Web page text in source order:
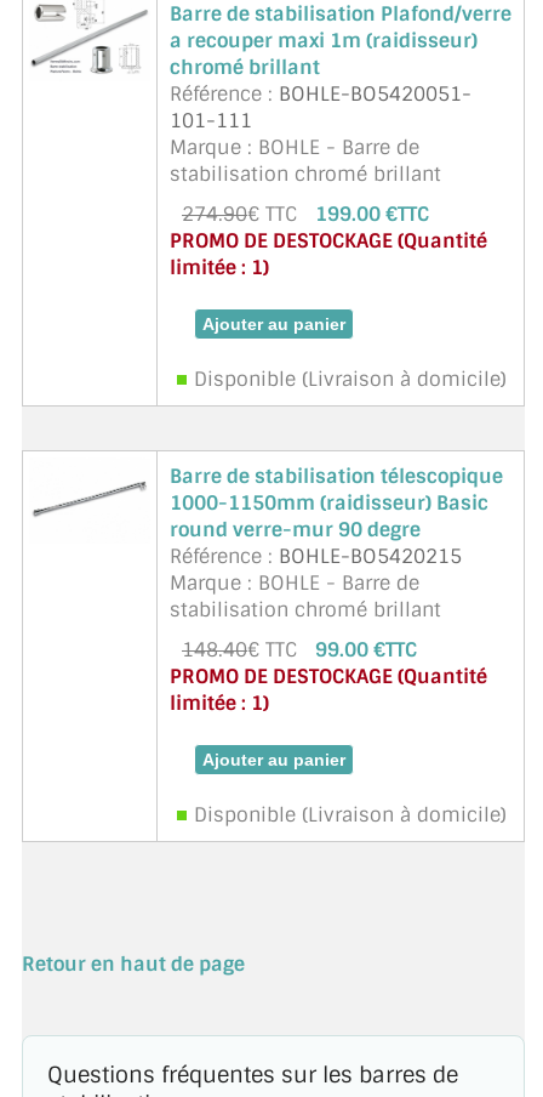
Barre de stabilisation Plafond/verre
a recouper maxi 1m (raidisseur)
chromé brillant
Référence : BOHLE-BO5420051-
101-111
Marque : BOHLE - Barre de
stabilisation chromé brillant
composé des références
BO5420051 (raccord verre/barre) +
BO5420101 (barre) + BO5420111
(raccord plafond/barre). Pour
épaisse ...suite
274.90€ TTC 199.00 €TTC
PROMO DE DESTOCKAGE (Quantité
limitée : 1)
Disponible (Livraison à domicile)
Barre de stabilisation télescopique
1000-1150mm (raidisseur) Basic
round verre-mur 90 degre
Référence : BOHLE-BO5420215
Marque : BOHLE - Barre de
stabilisation chromé brillant
télescopique Bohle Basic round
verre-mur 90° pour ép-paisseur de
verre 6, 8 ou 10 mm. L = longueur
1000 - 1150 mm. Poids 1.28 kg
148.40€ TTC 99.00 €TTC
PROMO DE DESTOCKAGE (Quantité
limitée : 1)
Disponible (Livraison à domicile)
Retour en haut de page
Questions fréquentes sur les barres de